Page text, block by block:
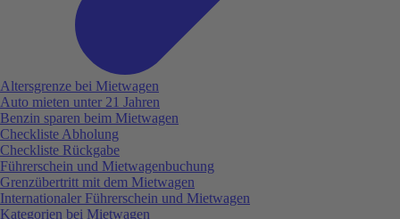
Altersgrenze bei Mietwagen
Auto mieten unter 21 Jahren
Benzin sparen beim Mietwagen
Checkliste Abholung
Checkliste Rückgabe
Führerschein und Mietwagenbuchung
Grenzübertritt mit dem Mietwagen
Internationaler Führerschein und Mietwagen
Kategorien bei Mietwagen